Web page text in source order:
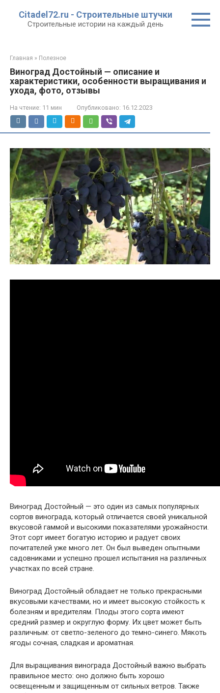
контенту
Citadel72.ru - Строительные штучки
Строительные истории на каждый день
Главная » Полезное
Виноград Достойный — описание и
характеристики, особенности выращивания и
ухода, фото, отзывы
На чтение: 11 мин Опубликовано: 16.12.2023
Виноград Достойный — это один из самых популярных
сортов винограда, который отличается своей уникальной
вкусовой гаммой и высокими показателями урожайности.
Этот сорт имеет богатую историю и радует своих
почитателей уже много лет. Он был выведен опытными
садовниками и успешно прошел испытания на различных
участках по всей стране.
Виноград Достойный обладает не только прекрасными
вкусовыми качествами, но и имеет высокую стойкость к
болезням и вредителям. Плоды этого сорта имеют
средний размер и округлую форму. Их цвет может быть
различным: от светло-зеленого до темно-синего. Мякоть
ягоды сочная, сладкая и ароматная.
Для выращивания винограда Достойный важно выбрать
правильное место: оно должно быть хорошо
освещенным и защищенным от сильных ветров. Также